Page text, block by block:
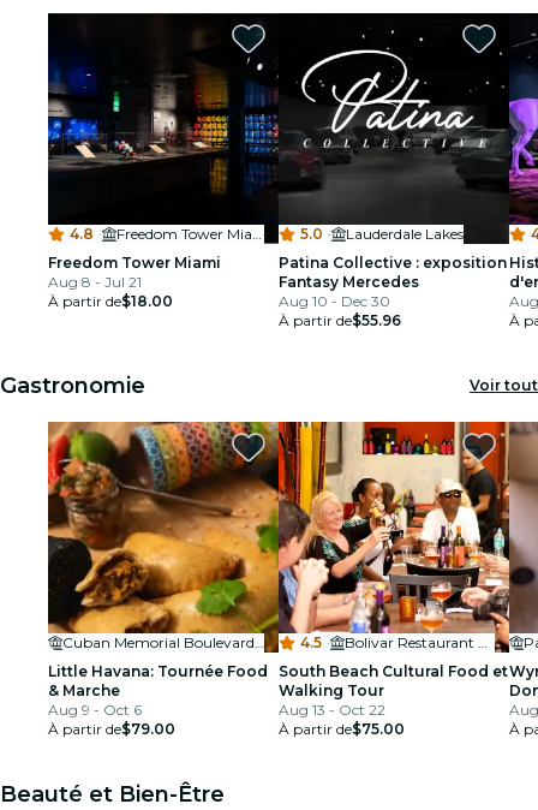
4.8 ·
Freedom Tower Miami
Freedom Tower Miami
Aug 8 - Jul 21
À partir de$18.00
5.0 ·
Lauderdale Lakes
Patina Collective : exposition
Fantasy Mercedes
Aug 10 - Dec 30
À partir de$55.96
À
Gastronomie Voir tout
Cuban Memorial Boulevard Park
Little Havana: Tournée Food
& Marche
Aug 9 - Oct 6
À partir de$79.00
4.5 ·
Bolivar Restaurant Bar
South Beach Cultural Food et
Walking Tour
Aug 13 - Oct 22
À partir de$75.00
À
Beauté et Bien-Être